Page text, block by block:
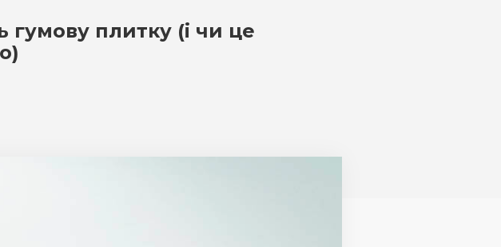
гумову плитку (і чи це